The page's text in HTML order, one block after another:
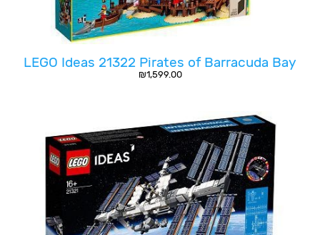
LEGO Ideas 21322 Pirates of Barracuda Bay
₪1,599.00